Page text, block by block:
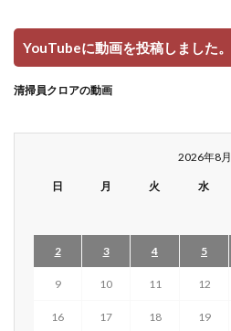
YouTubeに動画を投稿しました。
清掃員クロアの動画
2026年8月
日 月 火 水
2 3 4 5
9 10 11 12
16 17 18 19